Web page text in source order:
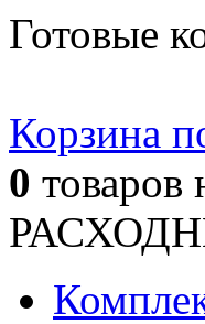
Готовые
Корзина
0 товаров